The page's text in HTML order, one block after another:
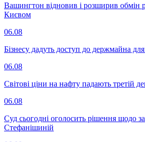
Вашингтон відновив і розширив обмін
Києвом
06.08
Бізнесу дадуть доступ до держмайна
06.08
Світові ціни на нафту падають третій
06.08
Суд сьогодні оголосить рішення щодо
Стефанішиній